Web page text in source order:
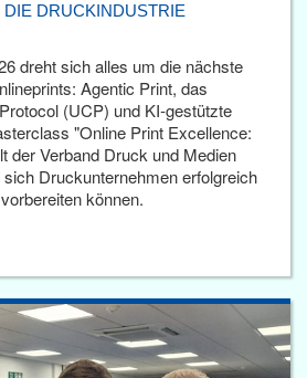
DIE DRUCKINDUSTRIE
dreht sich alles um die nächste
Agentic Print, das
(UCP) und KI-gestützte
"Online Print Excellence:
der Verband Druck und Medien
Druckunternehmen erfolgreich
können.